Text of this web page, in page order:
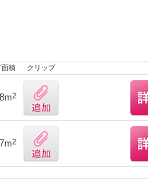
面積 クリップ
2
2